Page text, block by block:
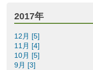
2017年
12月 [5]
11月 [4]
10月 [5]
9月 [3]